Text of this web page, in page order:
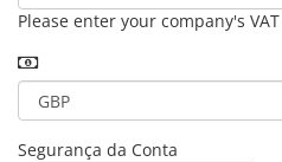
Please enter your company's
Segurança da Conta